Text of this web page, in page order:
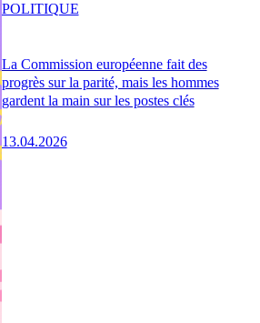
La Commission européenne fait des
progrès sur la parité, mais les hommes
gardent la main sur les postes clés
13.04.2026
POLITIQUE